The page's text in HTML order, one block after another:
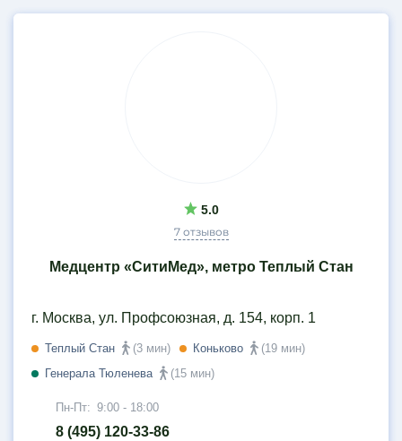
5.0
7 отзывов
Медцентр «СитиМед», метро Теплый Стан
г. Москва, ул. Профсоюзная, д. 154, корп. 1
Теплый Стан (3 мин) Коньково
(19 мин)
Генерала Тюленева
(15 мин)
Пн-Пт: 9:00 - 18:00
8 (495) 120-33-86